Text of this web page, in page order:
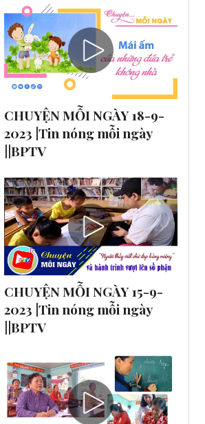
CHUYỆN MỖI NGÀY 18-9-
2023 |Tin nóng mỗi ngày
||BPTV
CHUYỆN MỖI NGÀY 15-9-
2023 |Tin nóng mỗi ngày
||BPTV